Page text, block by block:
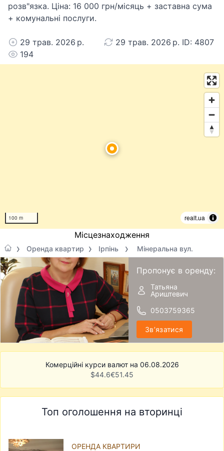
розв"язка. Ціна: 16 000 грн/місяць + заставна сума
+ комунальні послуги.
29 трав. 2026 р.
29 трав. 2026 р. ID: 4807
194
100 m realt.ua
Місцезнаходження
Оренда квартир Ірпінь Мінеральна вул.
Пропонує в оренду:
Татьяна
Ариштевич
0503759365
Звʼязатися
Комерційні курси валют на 06.08.2026
$44.6€51.45
Топ оголошення на вторинці
ОРЕНДА КВАРТИРИ